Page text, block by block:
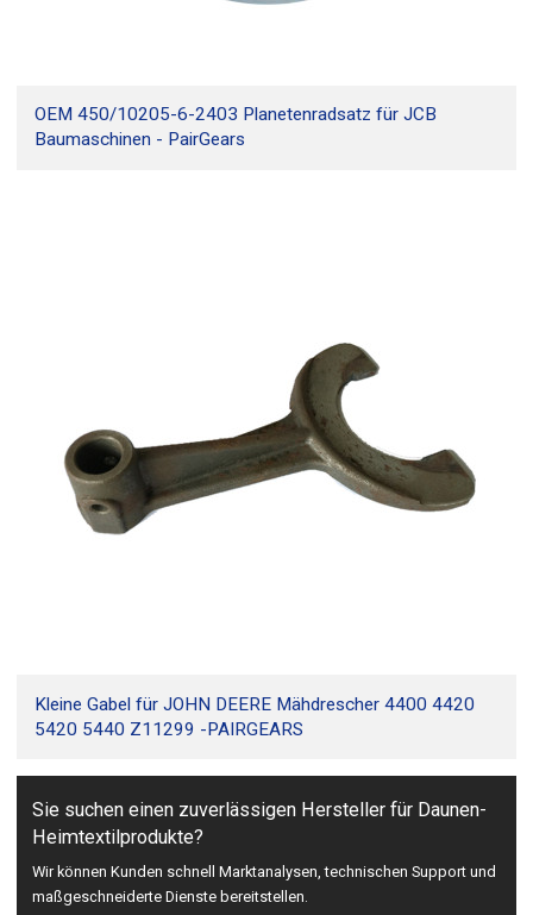
OEM 450/10205-6-2403 Planetenradsatz für JCB
Baumaschinen - PairGears
Kleine Gabel für JOHN DEERE Mähdrescher 4400 4420
5420 5440 Z11299 -PAIRGEARS
Sie suchen einen zuverlässigen Hersteller für Daunen-
Heimtextilprodukte?
Wir können Kunden schnell Marktanalysen, technischen Support und
maßgeschneiderte Dienste bereitstellen.